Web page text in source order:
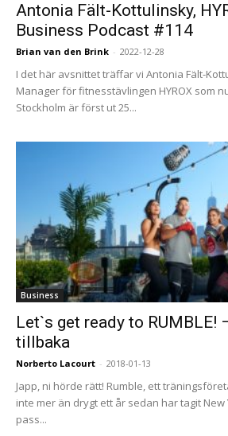
Antonia Fält-Kottulinsky,
Business Podcast #114
Brian van den Brink - 2022-12-28
I det här avsnittet träffar vi Antonia Fält-
Manager för fitnesstävlingen HYROX som
Stockholm är först ut 25...
Business
Let`s get ready to RUMBLE!
tillbaka
Norberto Lacourt - 2018-01-13
Japp, ni hörde rätt! Rumble, ett
inte mer än drygt ett år sedan har tagit New
pass...